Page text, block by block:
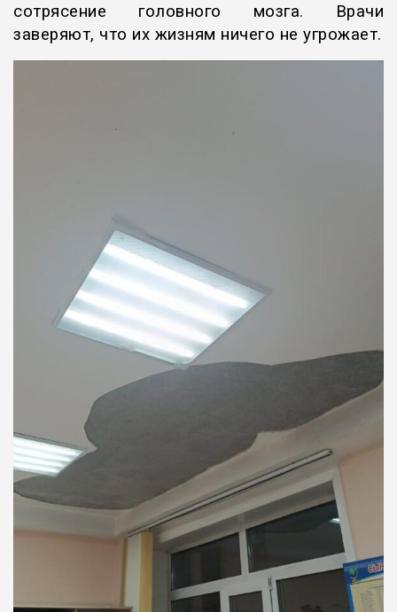
сотрясение головного мозга. Врачи
заверяют, что их жизням ничего не угрожает.